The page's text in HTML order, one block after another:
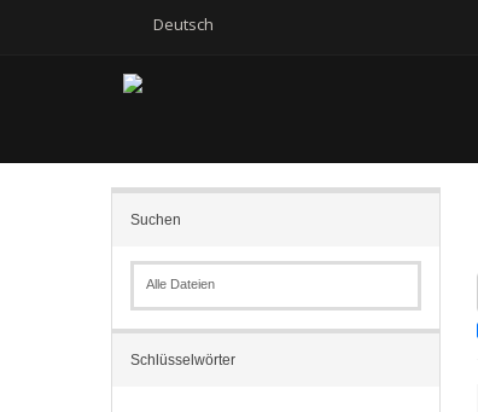
Deutsch
Suchen
Alle Dateien
Schlüsselwörter